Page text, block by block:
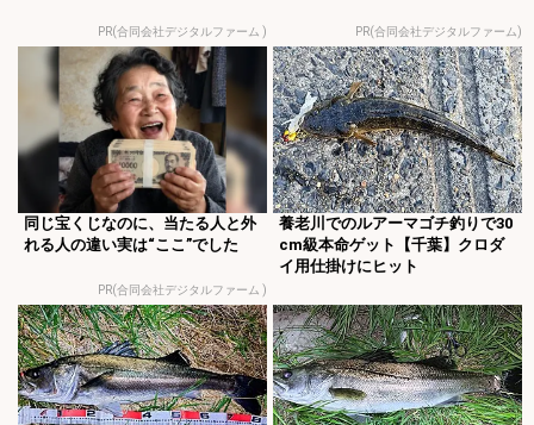
PR(合同会社デジタルファーム ) PR(合同会社デジタルファーム)
同じ宝くじなのに、当たる人と外
れる人の違い実は“ここ”でした
PR(合同会社デジタルファーム )
養老川でのルアーマゴチ釣りで30
cm級本命ゲット【千葉】クロダ
イ用仕掛けにヒット